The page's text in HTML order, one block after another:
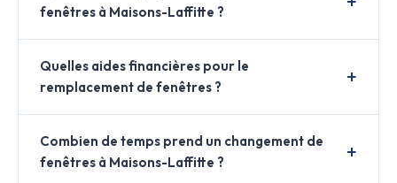
fenêtres à Maisons-Laffitte ?
Quelles aides financières pour le
remplacement de fenêtres ?
Combien de temps prend un changement de
fenêtres à Maisons-Laffitte ?